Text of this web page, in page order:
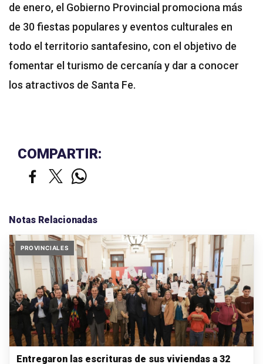
de enero, el Gobierno Provincial promociona más
de 30 fiestas populares y eventos culturales en
todo el territorio santafesino, con el objetivo de
fomentar el turismo de cercanía y dar a conocer
los atractivos de Santa Fe.
COMPARTIR:
Notas Relacionadas
PROVINCIALES
Entregaron las escrituras de sus viviendas a 32